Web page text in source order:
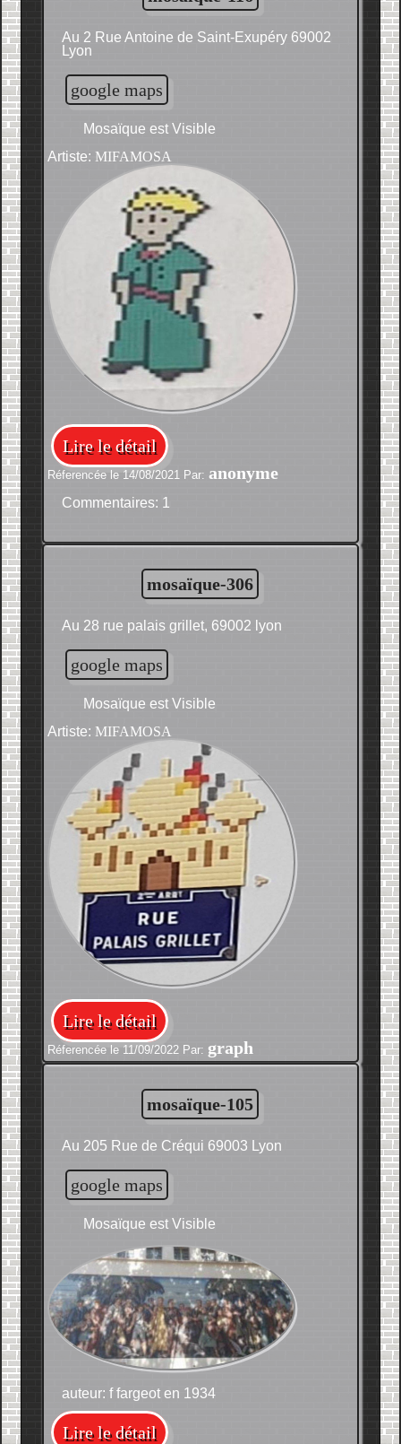
Au 2 Rue Antoine de Saint-Exupéry 69002
Lyon
google maps
Mosaïque est Visible
Artiste: MIFAMOSA
Lire le détail
Réferencée le 14/08/2021 Par:anonyme
Commentaires: 1
mosaïque-306
Au 28 rue palais grillet, 69002 lyon
google maps
Mosaïque est Visible
Artiste: MIFAMOSA
Lire le détail
Réferencée le 11/09/2022 Par: graph
mosaïque-105
Au 205 Rue de Créqui 69003 Lyon
google maps
Mosaïque est Visible
auteur: f fargeot en 1934
Lire le détail